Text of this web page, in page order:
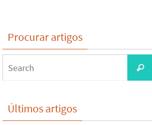
Procurar artigos
Últimos artigos